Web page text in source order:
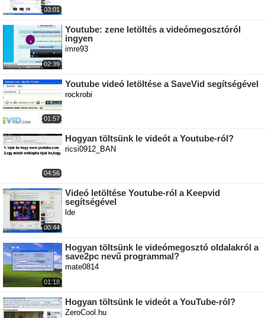
03:01
02:39
Youtube: zene letöltés a videómegosztóról
ingyen
imre93
01:57
Youtube videó letöltése a SaveVid segítségével
rockrobi
04:56
Hogyan töltsünk le videót a Youtube-ról?
ricsi0912_BAN
00:44
Videó letöltése Youtube-ról a Keepvid
segítségével
lde
01:18
Hogyan töltsünk le videómegosztó oldalakról a
save2pc nevű programmal?
mate0814
Hogyan töltsünk le videót a YouTube-ról?
ZeroCool.hu